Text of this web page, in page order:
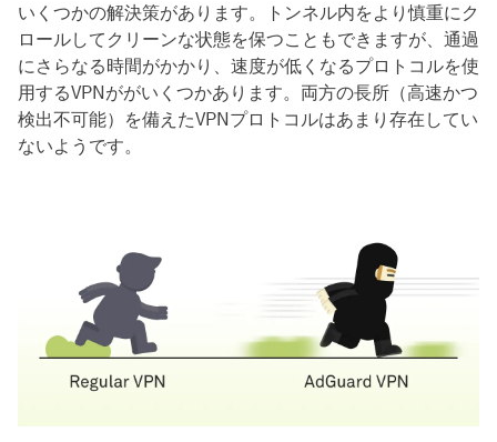
いくつかの解決策があります。トンネル内をより慎重にク
ロールしてクリーンな状態を保つこともできますが、通過
にさらなる時間がかかり、速度が低くなるプロトコルを使
用するVPNががいくつかあります。両方の長所（高速かつ
検出不可能）を備えたVPNプロトコルはあまり存在してい
ないようです。